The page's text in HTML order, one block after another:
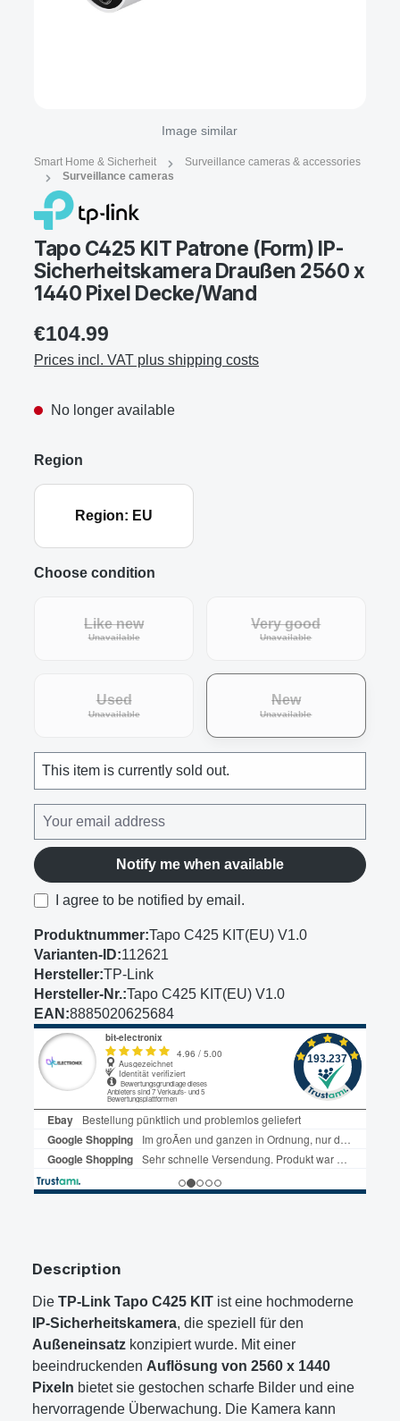
Image similar
Smart Home & Sicherheit
Surveillance cameras & accessories
Surveillance cameras
Tapo C425 KIT Patrone (Form) IP-
Sicherheitskamera Draußen 2560 x
1440 Pixel Decke/Wand
€104.99
Prices incl. VAT plus shipping costs
No longer available
Region
Region: EU
Choose condition
Like new
Unavailable(This option is currently unavailable.)
Very good
Unavailable(This option is
Used
Unavailable(This option is currently unavailable.)
New
Unavailable(This option is
This item is currently sold out.
Notify me when available
I agree to be notified by email.
Produktnummer:Tapo C425 KIT(EU) V1.0
Varianten-ID:112621
Hersteller:TP-Link
Hersteller-Nr.:Tapo C425 KIT(EU) V1.0
EAN:8885020625684
Description
Die TP-Link Tapo C425 KIT ist eine hochmoderne
IP-Sicherheitskamera, die speziell für den
Außeneinsatz konzipiert wurde. Mit einer
beeindruckenden Auflösung von 2560 x 1440
Pixeln bietet sie gestochen scharfe Bilder und eine
hervorragende Überwachung. Die Kamera kann